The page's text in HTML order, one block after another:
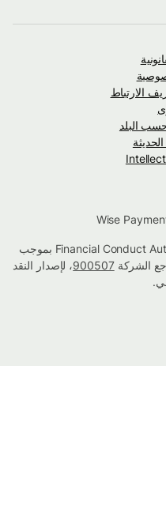
البلد
تم اعتماد شركة Wise بواسطة Financial Conduct Authority بموجب
900507، لإصدار النقد